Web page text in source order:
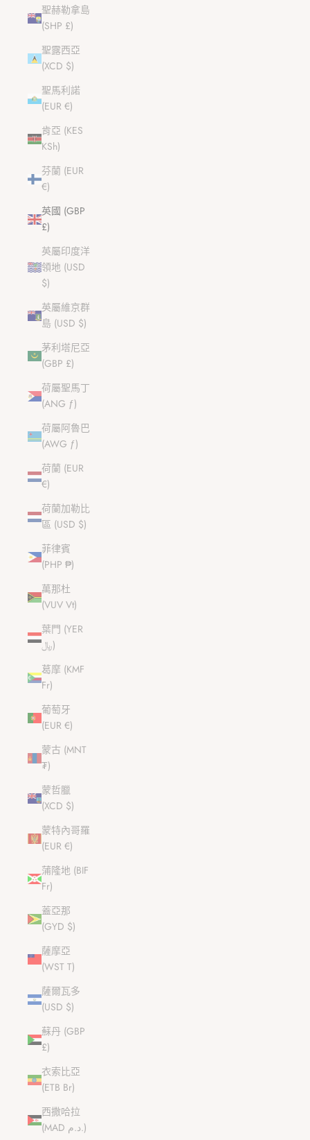
聖赫勒拿島
(SHP £)
聖露西亞
(XCD $)
聖馬利諾
(EUR €)
肯亞 (KES
KSh)
芬蘭 (EUR
€)
英國 (GBP
£)
英屬印度洋
領地 (USD
$)
英屬維京群
島 (USD $)
茅利塔尼亞
(GBP £)
荷屬聖馬丁
(ANG ƒ)
荷屬阿魯巴
(AWG ƒ)
荷蘭 (EUR
€)
荷蘭加勒比
區 (USD $)
菲律賓
(PHP ₱)
萬那杜
(VUV Vt)
葉門 (YER
﷼)
葛摩 (KMF
Fr)
葡萄牙
(EUR €)
蒙古 (MNT
₮)
蒙哲臘
(XCD $)
蒙特內哥羅
(EUR €)
蒲隆地 (BIF
Fr)
蓋亞那
(GYD $)
薩摩亞
(WST T)
薩爾瓦多
(USD $)
蘇丹 (GBP
£)
衣索比亞
(ETB Br)
西撒哈拉
(MAD د.م.)